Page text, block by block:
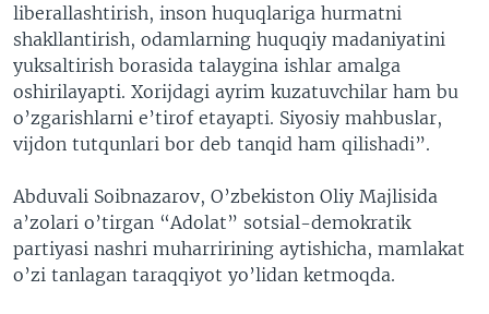
liberallashtirish, inson huquqlariga hurmatni
shakllantirish, odamlarning huquqiy madaniyatini
yuksaltirish borasida talaygina ishlar amalga
oshirilayapti. Xorijdagi ayrim kuzatuvchilar ham bu
o’zgarishlarni e’tirof etayapti. Siyosiy mahbuslar,
vijdon tutqunlari bor deb tanqid ham qilishadi”.
Abduvali Soibnazarov, O’zbekiston Oliy Majlisida
a’zolari o’tirgan “Adolat” sotsial-demokratik
partiyasi nashri muharririning aytishicha, mamlakat
o’zi tanlagan taraqqiyot yo’lidan ketmoqda.